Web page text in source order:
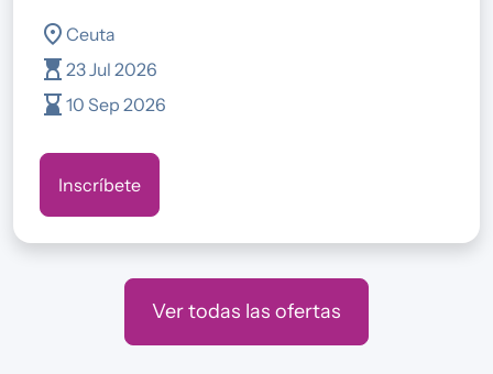
location_on Ceuta
hourglass_top 23 Jul 2026
hourglass_bottom 10 Sep 2026
Inscríbete
Ver todas las ofertas